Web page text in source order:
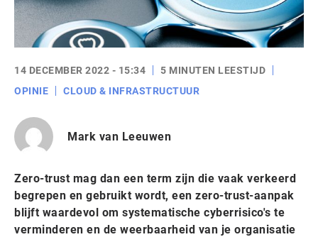
14 DECEMBER 2022 - 15:34
5 MINUTEN LEESTIJD
OPINIE
CLOUD & INFRASTRUCTUUR
Mark van Leeuwen
Zero-trust mag dan een term zijn die vaak verkeerd
begrepen en gebruikt wordt, een zero-trust-aanpak
blijft waardevol om systematische cyberrisico's te
verminderen en de weerbaarheid van je organisatie